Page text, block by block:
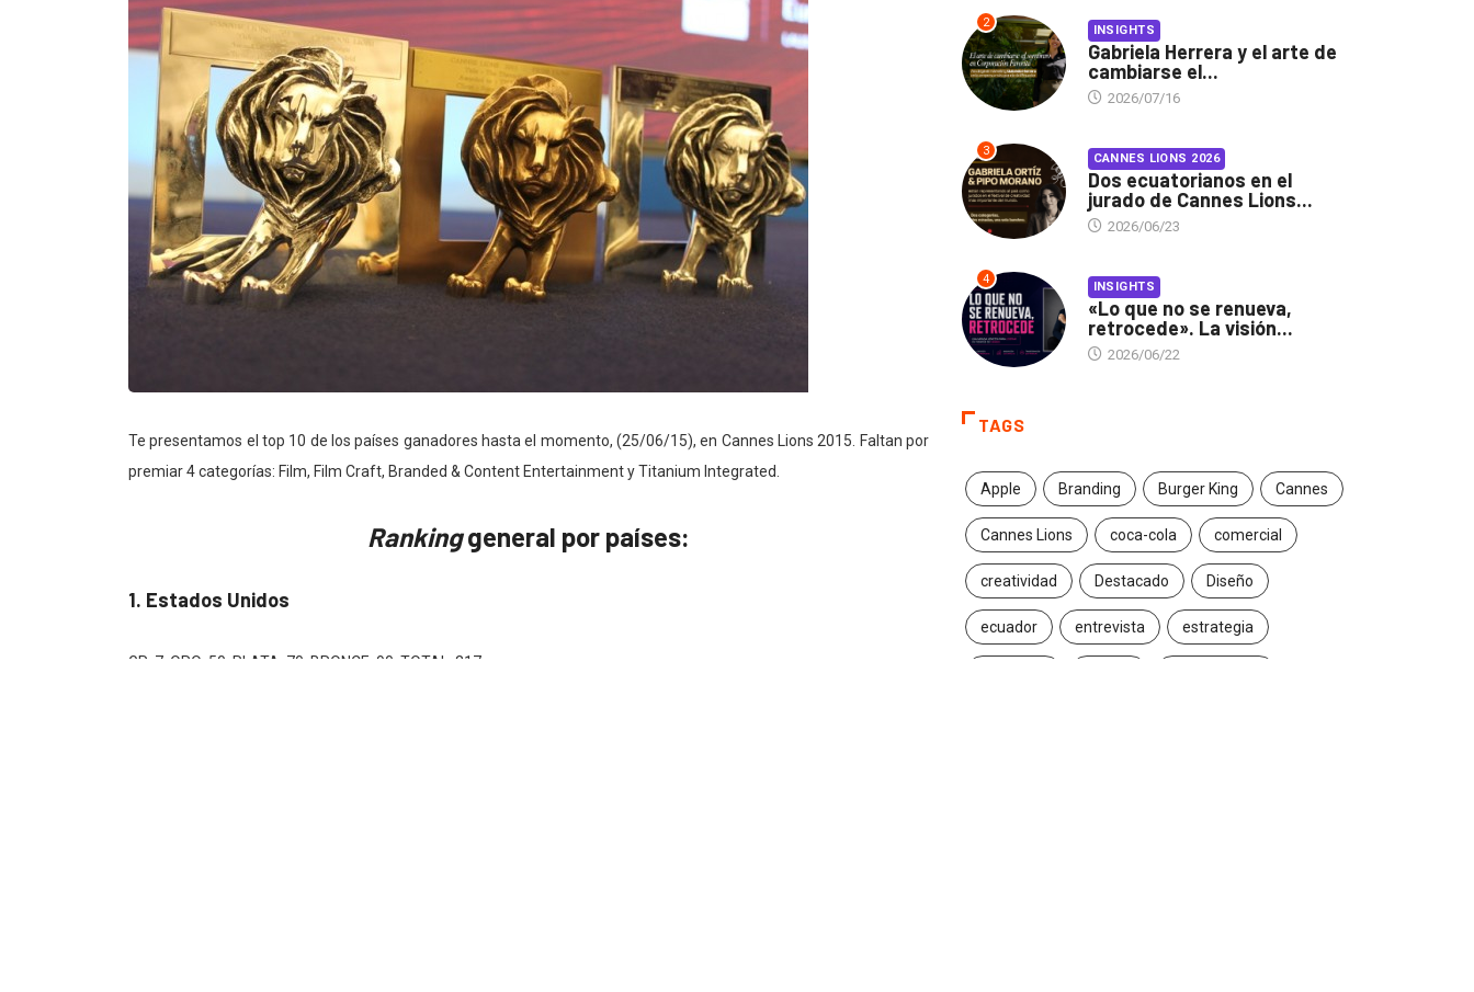
Te presentamos el top 10 de los países ganadores hasta el momento, (25/06/15), en Cannes Lions 2015. Faltan por
premiar 4 categorías: Film, Film Craft, Branded & Content Entertainment y Titanium Integrated.
Rankinggeneral por países:
1. Estados Unidos
GP: 7, ORO: 50, PLATA: 70, BRONCE: 90, TOTAL: 217.
2 INSIGHTS
Gabriela Herrera y el arte de
cambiarse el...
2026/07/16
3 CANNES LIONS 2026
Dos ecuatorianos en el
jurado de Cannes Lions...
2026/06/23
4 INSIGHTS
«Lo que no se renueva,
retrocede». La visión...
2026/06/22
TAGS
Apple Branding Burger King Cannes
Cannes Lions coca-cola comercial
creatividad Destacado Diseño
ecuador entrevista estrategia